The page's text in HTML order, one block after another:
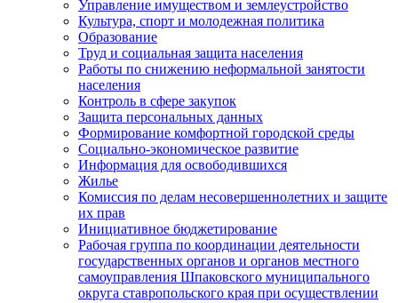
Управление имуществом и землеустройство
Культура, спорт и молодежная политика
Образование
Труд и социальная защита населения
Работы по снижению неформальной занятости
населения
Контроль в сфере закупок
Защита персональных данных
Формирование комфортной городской среды
Социально-экономическое развитие
Информация для освободившихся
Жилье
Комиссия по делам несовершеннолетних и защите
их прав
Инициативное бюджетирование
Рабочая группа по координации деятельности
государственных органов и органов местного
самоуправления Шпаковского муниципального
округа ставропольского края при осуществлении